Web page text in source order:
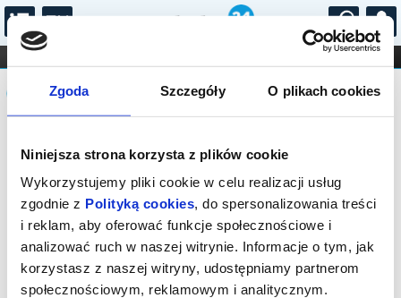
Zgoda Szczegóły O plikach cookies
Niniejsza strona korzysta z plików cookie
Wykorzystujemy pliki cookie w celu realizacji usług
zgodnie z Polityką cookies, do spersonalizowania treści
i reklam, aby oferować funkcje społecznościowe i
analizować ruch w naszej witrynie. Informacje o tym, jak
korzystasz z naszej witryny, udostępniamy partnerom
społecznościowym, reklamowym i analitycznym.
...
FILHARMONIA OPERA I BALET
STAND-UP
DLA DZIECI
Komunikat
Sprzedaż biletów on-line na wydarzenie
została zakończona.